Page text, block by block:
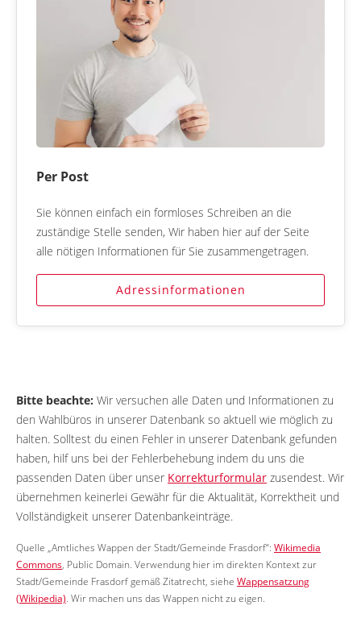
Per Post
Sie können einfach ein formloses Schreiben an die
zuständige Stelle senden, Wir haben hier auf der Seite
alle nötigen Informationen für Sie zusammengetragen.
Adressinformationen
Bitte beachte: Wir versuchen alle Daten und Informationen zu
den Wahlbüros in unserer Datenbank so aktuell wie möglich zu
halten. Solltest du einen Fehler in unserer Datenbank gefunden
haben, hilf uns bei der Fehlerbehebung indem du uns die
passenden Daten über unser Korrekturformular zusendest. Wir
übernehmen keinerlei Gewähr für die Aktualität, Korrektheit und
Vollständigkeit unserer Datenbankeinträge.
Quelle „Amtliches Wappen der Stadt/Gemeinde Frasdorf“: Wikimedia
Commons, Public Domain. Verwendung hier im direkten Kontext zur
Stadt/Gemeinde Frasdorf gemäß Zitatrecht, siehe Wappensatzung
(Wikipedia). Wir machen uns das Wappen nicht zu eigen.